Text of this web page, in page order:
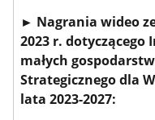
► Nagrania wideo
2023 r.
małych
Strategicznego dla
lata 2023-2027: